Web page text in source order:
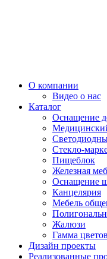
О компании
Видео о нас
Каталог
Оснащение
Стекло-
Пищеблок
Железная
Оснащение
Канцелярия
Мебель
Жалюзи
Гамма
Дизайн проекты
Реализованные